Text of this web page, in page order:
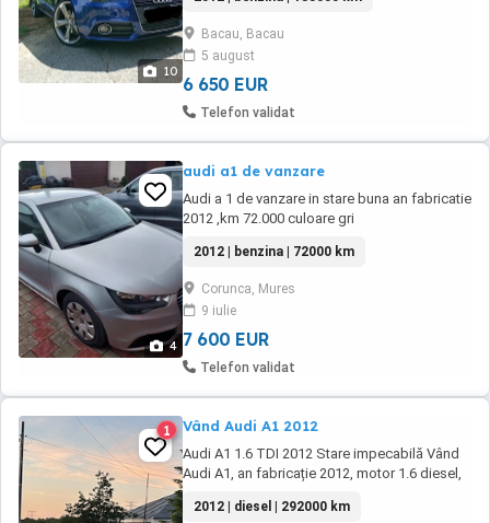
10
TFSI 122 cai putere. Mașina este ideală
pentru oraș, dar se simte excelent și la drum
lung-mică la exterior, dar surprinzător de ...
Bacau, Bacau
5 august
6 650 EUR
Telefon validat
4
audi a1 de vanzare
Audi a 1 de vanzare in stare buna an fabricatie
2012 ,km 72.000 culoare gri
2012 | benzina | 72000 km
Corunca, Mures
9 iulie
7 600 EUR
Telefon validat
1 Vând Audi A1 2012
Audi A1 1.6 TDI 2012 Stare impecabilă Vând
Audi A1, an fabricație 2012, motor 1.6 diesel,
perfectă stare de funcționare. Motor fiabil și
2012 | diesel | 292000 km